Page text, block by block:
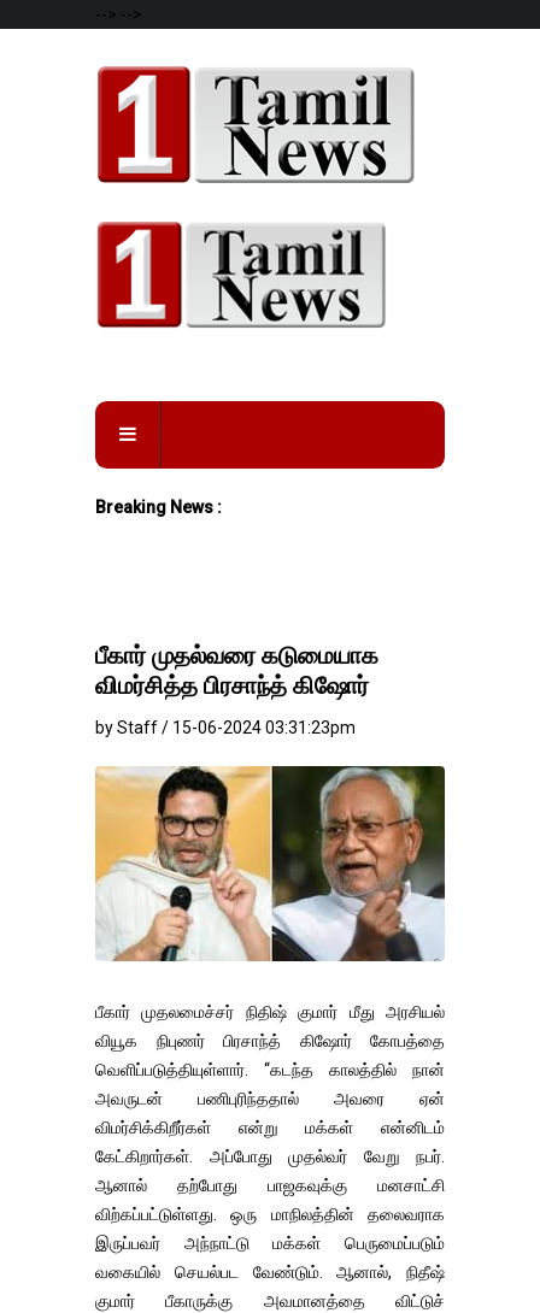
--> -->
Breaking News :
பீகார் முதல்வரை கடுமையாக
விமர்சித்த பிரசாந்த் கிஷோர்
by Staff / 15-06-2024 03:31:23pm
பீகார் முதலமைச்சர் நிதிஷ் குமார் மீது அரசியல்
வியூக நிபுணர் பிரசாந்த் கிஷோர் கோபத்தை
வெளிப்படுத்தியுள்ளார். “கடந்த காலத்தில் நான்
அவருடன் பணிபுரிந்ததால் அவரை ஏன்
விமர்சிக்கிறீர்கள் என்று மக்கள் என்னிடம்
கேட்கிறார்கள். அப்போது முதல்வர் வேறு நபர்.
ஆனால் தற்போது பாஜகவுக்கு மனசாட்சி
விற்கப்பட்டுள்ளது. ஒரு மாநிலத்தின் தலைவராக
இருப்பவர் அந்நாட்டு மக்கள் பெருமைப்படும்
வகையில் செயல்பட வேண்டும். ஆனால், நிதீஷ்
குமார் பீகாருக்கு அவமானத்தை விட்டுச்